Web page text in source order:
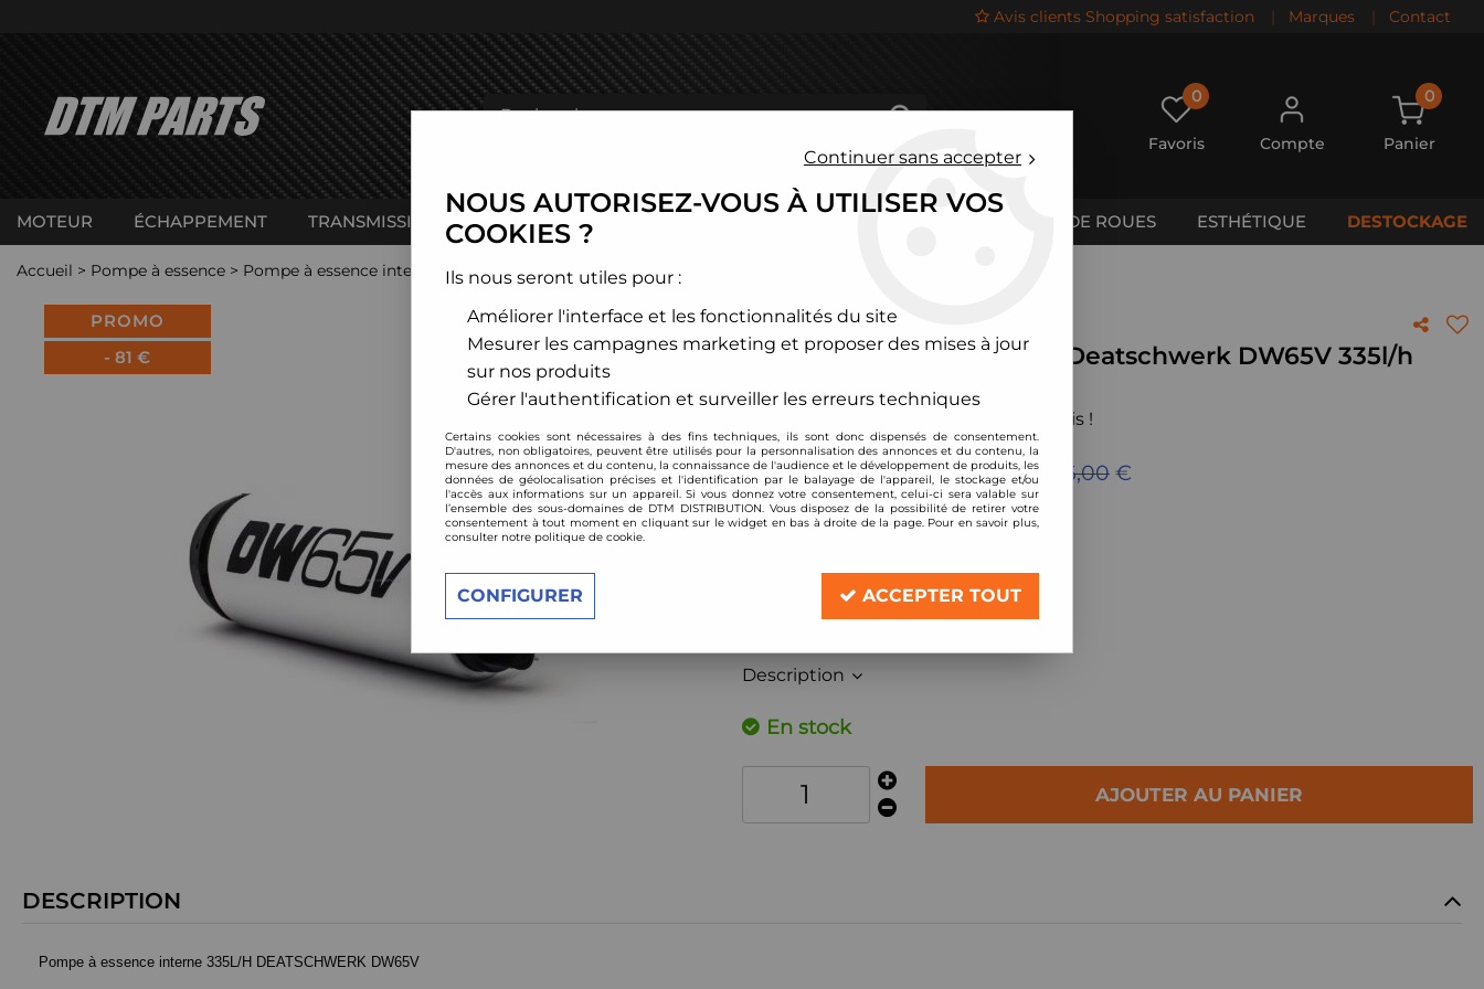
Avis clients Shopping satisfaction | Marques | Contact
0
Favoris Compte
0
Panier
MOTEUR ÉCHAPPEMENT TRANSMISSION CHÂSSIS CALES DE ROUES ESTHÉTIQUE DESTOCKAGE
Accueil > Pompe à essence > Pompe à essence interne Deatschwerk DW65V 335l/h (VW 4 roues motrices)
PROMO
-81 €
Deatschwerk
Pompe à essence interne Deatschwerk DW65V 335l/h
Soyez le premier à donner votre avis !
245,00 €TTC au lieu de 326,00 €
Réf. : ET9-655-1025
Deatschwerk DW65V 335lh
Description
En stock
AJOUTER AU PANIER
DESCRIPTION
Pompe à essence interne 335L/H DEATSCHWERK DW65V
Continuer sans accepter
NOUS AUTORISEZ-VOUS À UTILISER VOS
COOKIES ?
Ils nous seront utiles pour :
Améliorer l'interface et les fonctionnalités du site
Mesurer les campagnes marketing et proposer des mises à jour
sur nos produits
Gérer l'authentification et surveiller les erreurs techniques
Certains cookies sont nécessaires à des fins techniques, ils sont donc dispensés de consentement.
D'autres, non obligatoires, peuvent être utilisés pour la personnalisation des annonces et du contenu, la
mesure des annonces et du contenu, la connaissance de l'audience et le développement de produits, les
données de géolocalisation précises et l'identification par le balayage de l'appareil, le stockage et/ou
l'accès aux informations sur un appareil. Si vous donnez votre consentement, celui-ci sera valable sur
l’ensemble des sous-domaines de DTM DISTRIBUTION. Vous disposez de la possibilité de retirer votre
consentement à tout moment en cliquant sur le widget en bas à droite de la page. Pour en savoir plus,
consulter notre politique de cookie.
CONFIGURER ACCEPTER TOUT